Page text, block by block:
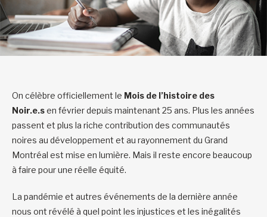
On célèbre officiellement le Mois de l’histoire des
Noir.e.sen février depuis maintenant 25 ans. Plus les années
passent et plus la riche contribution des communautés
noires au développement et au rayonnement du Grand
Montréal est mise en lumière. Mais il reste encore beaucoup
à faire pour une réelle équité.
La pandémie et autres événements de la dernière année
nous ont révélé à quel point les injustices et les inégalités